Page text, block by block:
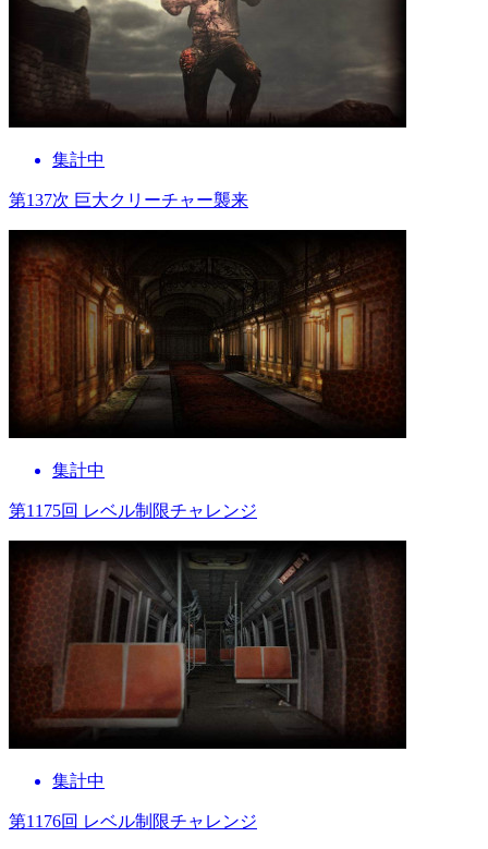
集計中
第137次 巨大クリーチャー襲来
集計中
第1175回 レベル制限チャレンジ
集計中
第1176回 レベル制限チャレンジ